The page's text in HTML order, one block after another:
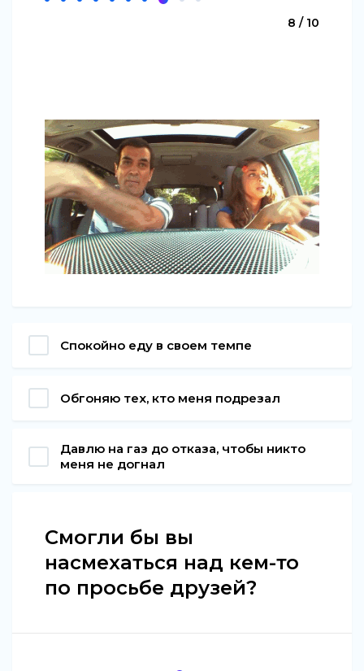
8 / 10
Спокойно еду в своем темпе
Обгоняю тех, кто меня подрезал
Давлю на газ до отказа, чтобы никто
меня не догнал
Смогли бы вы
насмехаться над кем-то
по просьбе друзей?